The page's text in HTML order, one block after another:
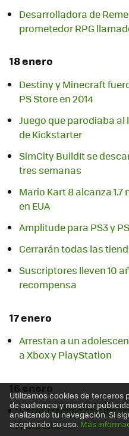
Desarrolladora de
prometedor RPG
18 enero
Destiny y Minecraft
PS Store en 2014
Juego que parodiaba al
de Kickstarter
SimCity BuildIt se
tres semanas
Mario Kart 8 alcanza
en EUA
Amplitude para PS3 y
Cerrarán todas las
Suscriptores lleven 10
recompensa
17 enero
Arrestan a un
a Xbox y PlayStation
16 enero
Hatred recibió
Utilizamos cookies de terceros
de audiencia y mostrar
analizando tu navegación. Si
aceptando su uso. Más